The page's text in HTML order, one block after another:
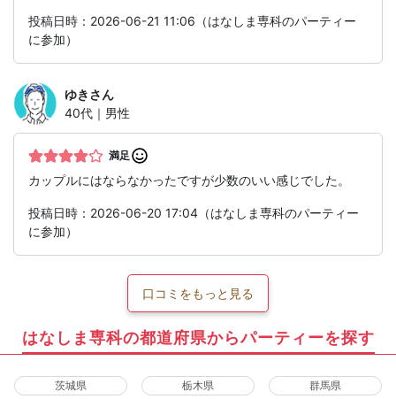
投稿日時：2026-06-21 11:06（はなしま専科のパーティー
に参加）
ゆきさん
40代｜男性
満足
カップルにはならなかったですが少数のいい感じでした。
投稿日時：2026-06-20 17:04（はなしま専科のパーティー
に参加）
口コミをもっと見る
はなしま専科の都道府県からパーティーを探す
茨城県 栃木県 群馬県